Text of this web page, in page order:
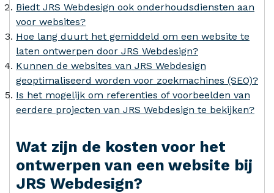
Biedt JRS Webdesign ook onderhoudsdiensten aan
voor websites?
Hoe lang duurt het gemiddeld om een website te
laten ontwerpen door JRS Webdesign?
Kunnen de websites van JRS Webdesign
geoptimaliseerd worden voor zoekmachines (SEO)?
Is het mogelijk om referenties of voorbeelden van
eerdere projecten van JRS Webdesign te bekijken?
Wat zijn de kosten voor het
ontwerpen van een website bij
JRS Webdesign?